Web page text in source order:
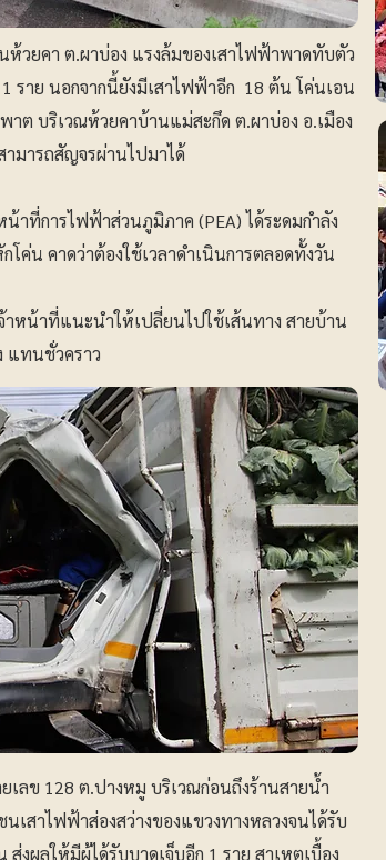
วยคา ต.ผาบ่อง แรงล้มของเสาไฟฟ้าพาดทับตัว
ราย นอกจากนี้ยังมีเสาไฟฟ้าอีก 18 ต้น โค่นเอน
าต บริเวณห้วยคาบ้านแม่สะกึด ต.ผาบ่อง อ.เมือง
มารถสัญจรผ่านไปมาได้
าที่การไฟฟ้าส่วนภูมิภาค (PEA) ได้ระดมกำลัง
ค่น คาดว่าต้องใช้เวลาดำเนินการตลอดทั้งวัน
าหน้าที่แนะนำให้เปลี่ยนไปใช้เส้นทาง สายบ้าน
แทนชั่วคราว
เลข 128 ต.ปางหมู บริเวณก่อนถึงร้านสายน้ำ
สาไฟฟ้าส่องสว่างของแขวงทางหลวงจนได้รับ
งผลให้มีผู้ได้รับบาดเจ็บอีก 1 ราย สาเหตุเบื้อง